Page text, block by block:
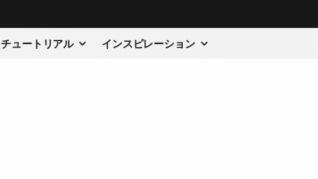
チュートリアル インスピレーション